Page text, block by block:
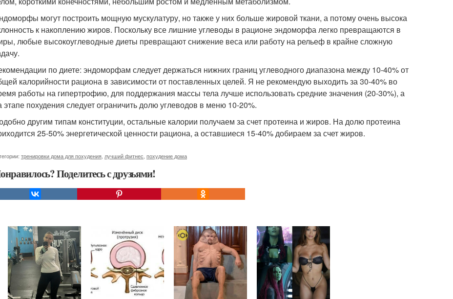
могут построить мощную мускулатуру, но также у них больше жировой ткани, а потому очень высока
к накоплению жиров. Поскольку все лишние углеводы в рационе эндоморфа легко превращаются в
любые высокоуглеводные диеты превращают снижение веса или работу на рельеф в крайне сложную
по диете: эндоморфам следует держаться нижних границ углеводного диапазона между 10-40% от
калорийности рациона в зависимости от поставленных целей. Я не рекомендую выходить за 30-40% во
работы на гипертрофию, для поддержания массы тела лучше использовать средние значения (20-30%), а
этапе похудения следует ограничить долю углеводов в меню 10-20%.
другим типам конституции, остальные калории получаем за счет протеина и жиров. На долю протеина
25-50% энергетической ценности рациона, а оставшиеся 15-40% добираем за счет жиров.
тренировки дома для похудения лучший фитнес похудение дома
Поделитесь с друзьями!